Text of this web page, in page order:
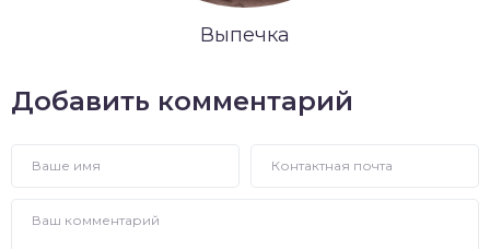
Выпечка
Добавить комментарий